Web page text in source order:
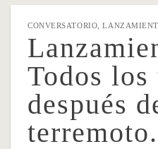
CONVERSATORIO ,
Todos los
después
terremoto.